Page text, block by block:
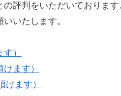
評判をいただいておりま
いたします。
）
ます）
ます）